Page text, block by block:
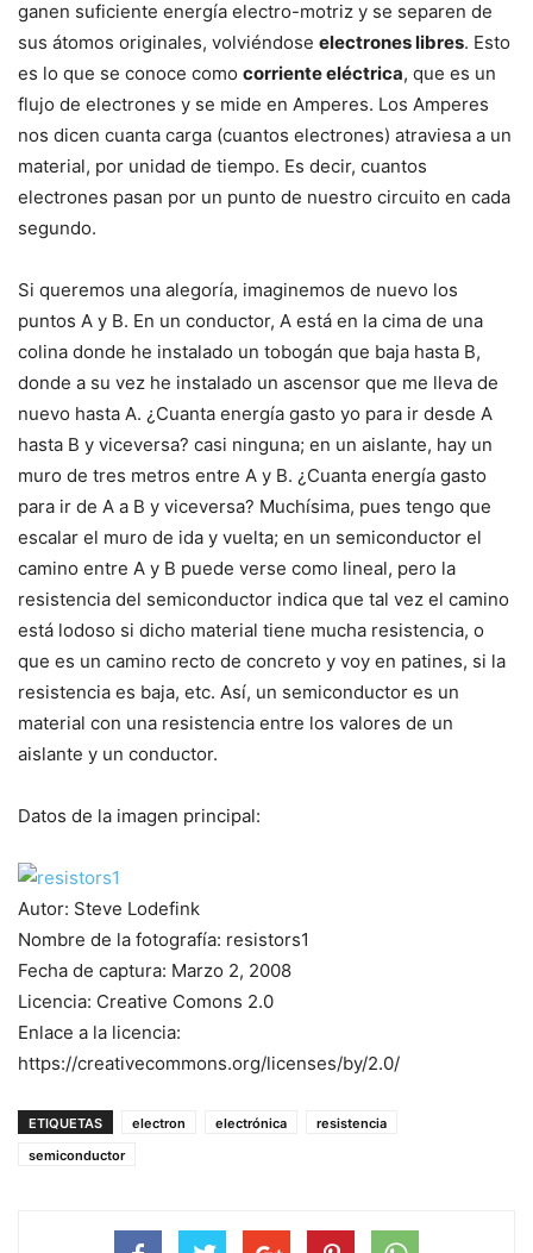
ganen suficiente energía electro-motriz y se separen de
sus átomos originales, volviéndose electrones libres. Esto
es lo que se conoce como corriente eléctrica, que es un
flujo de electrones y se mide en Amperes. Los Amperes
nos dicen cuanta carga (cuantos electrones) atraviesa a un
material, por unidad de tiempo. Es decir, cuantos
electrones pasan por un punto de nuestro circuito en cada
segundo.
Si queremos una alegoría, imaginemos de nuevo los
puntos A y B. En un conductor, A está en la cima de una
colina donde he instalado un tobogán que baja hasta B,
donde a su vez he instalado un ascensor que me lleva de
nuevo hasta A. ¿Cuanta energía gasto yo para ir desde A
hasta B y viceversa? casi ninguna; en un aislante, hay un
muro de tres metros entre A y B. ¿Cuanta energía gasto
para ir de A a B y viceversa? Muchísima, pues tengo que
escalar el muro de ida y vuelta; en un semiconductor el
camino entre A y B puede verse como lineal, pero la
resistencia del semiconductor indica que tal vez el camino
está lodoso si dicho material tiene mucha resistencia, o
que es un camino recto de concreto y voy en patines, si la
resistencia es baja, etc. Así, un semiconductor es un
material con una resistencia entre los valores de un
aislante y un conductor.
Datos de la imagen principal:
Autor: Steve Lodefink
Nombre de la fotografía: resistors1
Fecha de captura: Marzo 2, 2008
Licencia: Creative Comons 2.0
Enlace a la licencia:
https://creativecommons.org/licenses/by/2.0/
ETIQUETAS electron electrónica
resistencia
semiconductor